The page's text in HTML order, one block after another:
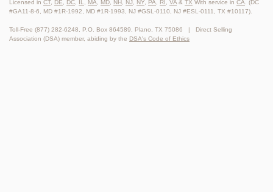
Licensed in CT, DE DC IL MA MD NH NJ NY PA RI VA & TX With service in CA . (DC
#GA11-8-6, MD #1R-1992, MD #1R-1993, NJ #GSL-0110, NJ #ESL-0111, TX #10117).
Toll-Free (877) 282-6248, P.O. Box 864589, Plano, TX 75086 | Direct Selling
Association (DSA) member, abiding by the DSA's Code of Ethics